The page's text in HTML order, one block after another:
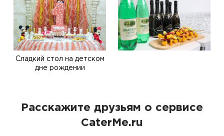
Сладкий стол на детском
дне рождении
Расскажите друзьям о сервисе
CaterMe.ru